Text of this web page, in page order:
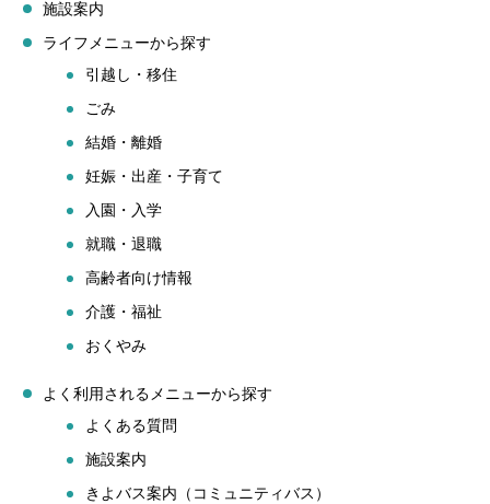
施設案内
ライフメニューから探す
引越し・移住
ごみ
結婚・離婚
妊娠・出産・子育て
入園・入学
就職・退職
高齢者向け情報
介護・福祉
おくやみ
よく利用されるメニューから探す
よくある質問
施設案内
きよバス案内（コミュニティバス）